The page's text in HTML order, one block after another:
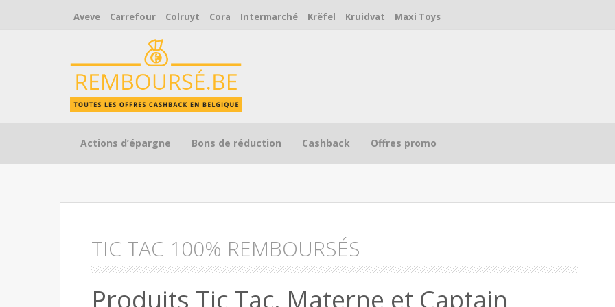
Aveve Carrefour Colruyt Cora Intermarché Krëfel Kruidvat Maxi Toys
Skip to content
Actions d’épargne Bons de réduction Cashback Offres promo
TIC TAC 100% REMBOURSÉS
Produits Tic Tac, Materne et Captain